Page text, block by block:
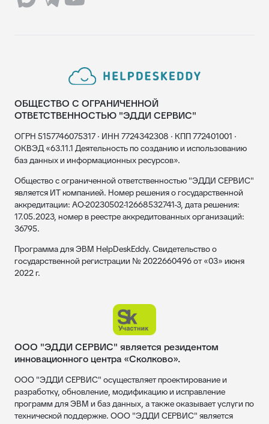
ОБЩЕСТВО С ОГРАНИЧЕННОЙ
ОТВЕТСТВЕННОСТЬЮ "ЭДДИ СЕРВИС"
ОГРН 5157746075317 · ИНН 7724342308 · КПП 772401001 ·
ОКВЭД «63.11.1 Деятельность по созданию и использованию
баз данных и информационных ресурсов».
Общество с ограниченной ответственностью "ЭДДИ СЕРВИС"
является ИТ компанией. Номер решения о государственной
аккредитации: АО-20230502-12668532741-3, дата решения:
17.05.2023, номер в реестре аккредитованных организаций:
36795.
Программа для ЭВМ HelpDeskEddy. Свидетельство о
государственной регистрации № 2022660496 от «03» июня
2022 г.
ООО "ЭДДИ СЕРВИС" является резидентом
инновационного центра «Сколково».
ООО "ЭДДИ СЕРВИС" осуществляет проектирование и
разработку, обновление, модификацию и исправление
программ для ЭВМ и баз данных, а также оказывает услуги по
технической поддержке. ООО "ЭДДИ СЕРВИС" является